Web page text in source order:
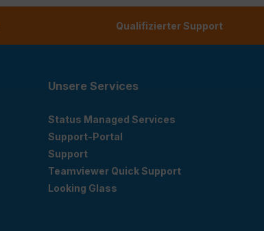
Qualifizierter Support
Unsere Services
Status Managed Services
Support-Portal
Support
Teamviewer Quick Support
Looking Glass